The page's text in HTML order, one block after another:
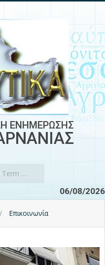
ΕΝΗΜΕΡΩΣΗΣ
06/08/2026
Επικοινωνία